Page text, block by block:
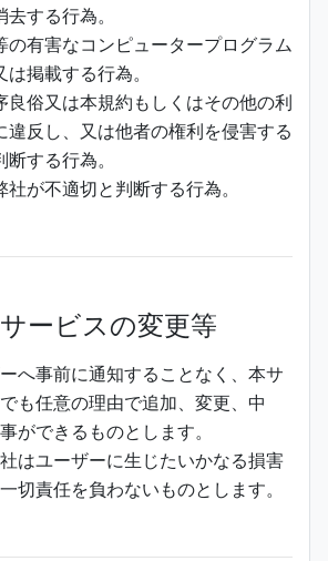
去する行為。
の有害なコンピュータープログラム
掲載する行為。
良俗又は本規約もしくはその他の利
違反し、又は他者の権利を侵害する
する行為。
社が不適切と判断する行為。
ービスの変更等
へ事前に通知することなく、本サ
も任意の理由で追加、変更、中
ができるものとします。
はユーザーに生じたいかなる損害
切責任を負わないものとします。